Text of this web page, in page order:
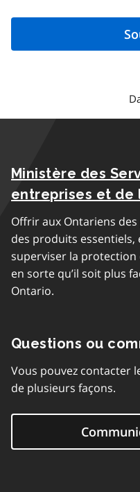
Ministère des
entreprises et de
Offrir aux Ontariens
des produits essentiels,
superviser la
en sorte qu’il soit plus
Ontario.
Questions ou
Vous pouvez contacter
de plusieurs façons.